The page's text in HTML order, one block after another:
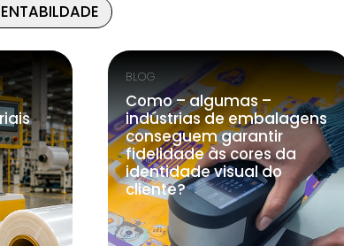
BLOG
Como – algumas –
indústrias de embalagens
conseguem garantir
fidelidade às cores da
identidade visual do
cliente?